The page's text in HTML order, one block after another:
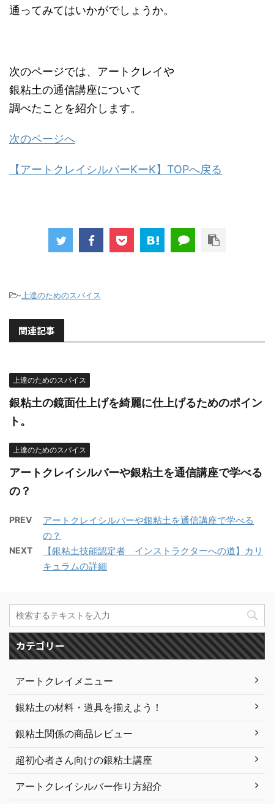
通ってみてはいかがでしょうか。
次のページでは、アートクレイや
銀粘土の通信講座について
調べたことを紹介します。
次のページへ
【アートクレイシルバーKーK】TOPへ戻る
- 上達のためのスパイス
関連記事
上達のためのスパイス
銀粘土の鏡面仕上げを綺麗に仕上げるためのポイン
ト。
上達のためのスパイス
アートクレイシルバーや銀粘土を通信講座で学べる
の？
PREV
アートクレイシルバーや銀粘土を通信講座で学べる
の？
NEXT
【銀粘土技能認定者 インストラクターへの道】カリ
キュラムの詳細
カテゴリー
アートクレイメニュー
銀粘土の材料・道具を揃えよう！
銀粘土関係の商品レビュー
超初心者さん向けの銀粘土講座
アートクレイシルバー作り方紹介